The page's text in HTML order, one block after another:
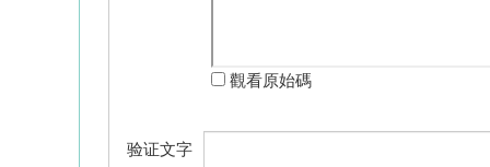
觀看原始碼
验证文字